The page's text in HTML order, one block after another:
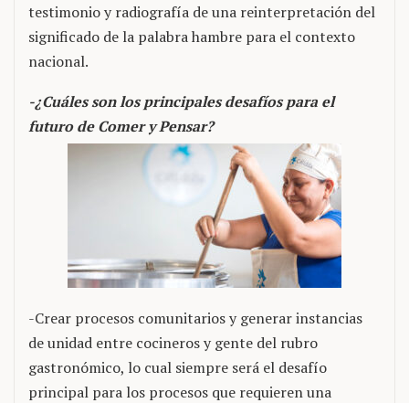
testimonio y radiografía de una reinterpretación del
significado de la palabra hambre para el contexto
nacional.
-¿Cuáles son los principales desafíos para el
futuro de Comer y Pensar?
-Crear procesos comunitarios y generar instancias
de unidad entre cocineros y gente del rubro
gastronómico, lo cual siempre será el desafío
principal para los procesos que requieren una